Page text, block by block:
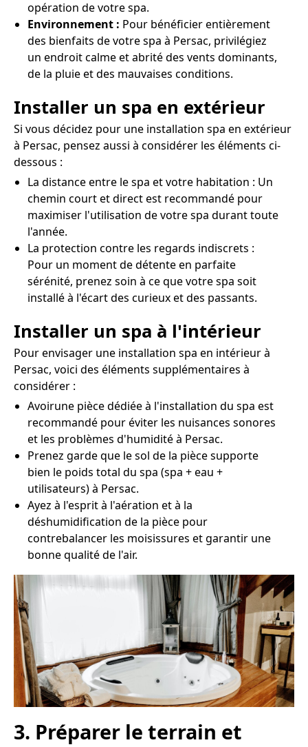
opération de votre spa.
Environnement : Pour bénéficier entièrement
des bienfaits de votre spa à Persac, privilégiez
un endroit calme et abrité des vents dominants,
de la pluie et des mauvaises conditions.
Installer un spa en extérieur
Si vous décidez pour une installation spa en extérieur
à Persac, pensez aussi à considérer les éléments ci-
dessous :
La distance entre le spa et votre habitation : Un
chemin court et direct est recommandé pour
maximiser l'utilisation de votre spa durant toute
l'année.
La protection contre les regards indiscrets :
Pour un moment de détente en parfaite
sérénité, prenez soin à ce que votre spa soit
installé à l'écart des curieux et des passants.
Installer un spa à l'intérieur
Pour envisager une installation spa en intérieur à
Persac, voici des éléments supplémentaires à
considérer :
Avoirune pièce dédiée à l'installation du spa est
recommandé pour éviter les nuisances sonores
et les problèmes d'humidité à Persac.
Prenez garde que le sol de la pièce supporte
bien le poids total du spa (spa + eau +
utilisateurs) à Persac.
Ayez à l'esprit à l'aération et à la
déshumidification de la pièce pour
contrebalancer les moisissures et garantir une
bonne qualité de l'air.
3. Préparer le terrain et